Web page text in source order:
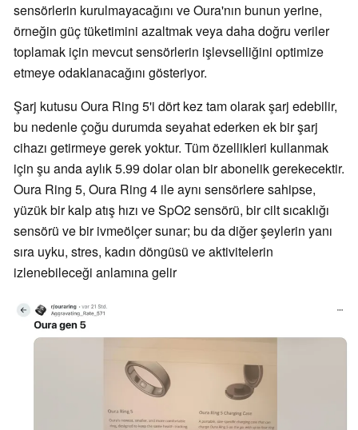
sensörlerin kurulmayacağını ve Oura'nın bunun yerine,
örneğin güç tüketimini azaltmak veya daha doğru veriler
toplamak için mevcut sensörlerin işlevselliğini optimize
etmeye odaklanacağını gösteriyor.
Şarj kutusu Oura Ring 5'i dört kez tam olarak şarj edebilir,
bu nedenle çoğu durumda seyahat ederken ek bir şarj
cihazı getirmeye gerek yoktur. Tüm özellikleri kullanmak
için şu anda aylık 5.99 dolar olan bir abonelik gerekecektir.
Oura Ring 5, Oura Ring 4 ile aynı sensörlere sahipse,
yüzük bir kalp atış hızı ve SpO2 sensörü, bir cilt sıcaklığı
sensörü ve bir ivmeölçer sunar; bu da diğer şeylerin yanı
sıra uyku, stres, kadın döngüsü ve aktivitelerin
izlenebileceği anlamına gelir